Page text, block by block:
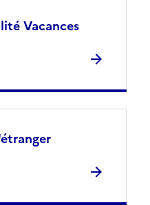
Vacances